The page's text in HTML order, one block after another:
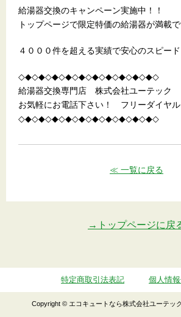
給湯器交換のキャンペーン実施中！！
トップページで限定特価の給湯器が満載で
４０００件を超える実績で安心のスピード
◇◆◇◆◇◆◇◆◇◆◇◆◇◆◇◆◇◆◇◆◇
給湯器交換専門店 株式会社ユーテック
お気軽にお電話下さい！ フリーダイヤ
◇◆◇◆◇◆◇◆◇◆◇◆◇◆◇◆◇◆◇◆◇
≪ 一覧に戻る
→トップページに戻
特定商取引法表記 個人情
Copyright © エコキュートなら株式会社ユーテッ